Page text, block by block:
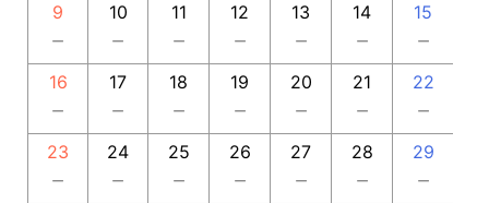
9
－
10
－
11
－
12
－
13
－
14
－
15
－
16
－
17
－
18
－
19
－
20
－
21
－
22
－
23
－
24
－
25
－
26
－
27
－
28
－
29
－